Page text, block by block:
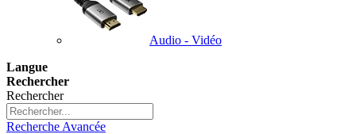
Audio - Vidéo
Langue
Rechercher
Rechercher
Recherche Avancée